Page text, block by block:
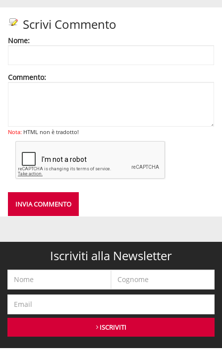
Scrivi Commento
Nome:
Commento:
Nota: HTML non è tradotto!
INVIA COMMENTO
Iscriviti alla Newsletter
ISCRIVITI